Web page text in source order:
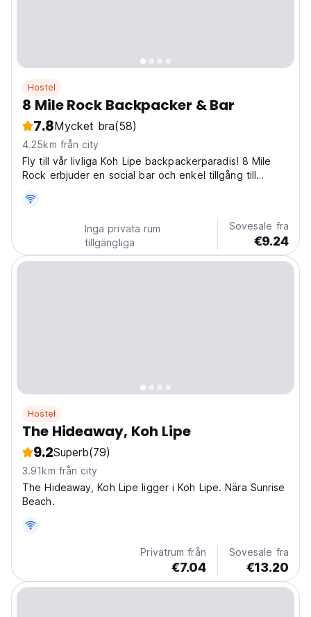
Hostel
8 Mile Rock Backpacker & Bar
7.8Mycket bra(58)
4.25km från city
Fly till vår livliga Koh Lipe backpackerparadis! 8 Mile
Rock erbjuder en social bar och enkel tillgång till
äventyr på ön. (Auto-translated from original language)
Inga privata rum
tillgängliga
Sovesale fra
€9.24
Hostel
The Hideaway, Koh Lipe
9.2Superb(79)
3.91km från city
The Hideaway, Koh Lipe ligger i Koh Lipe. Nära Sunrise
Beach.
Privatrum från
€7.04
Sovesale fra
€13.20